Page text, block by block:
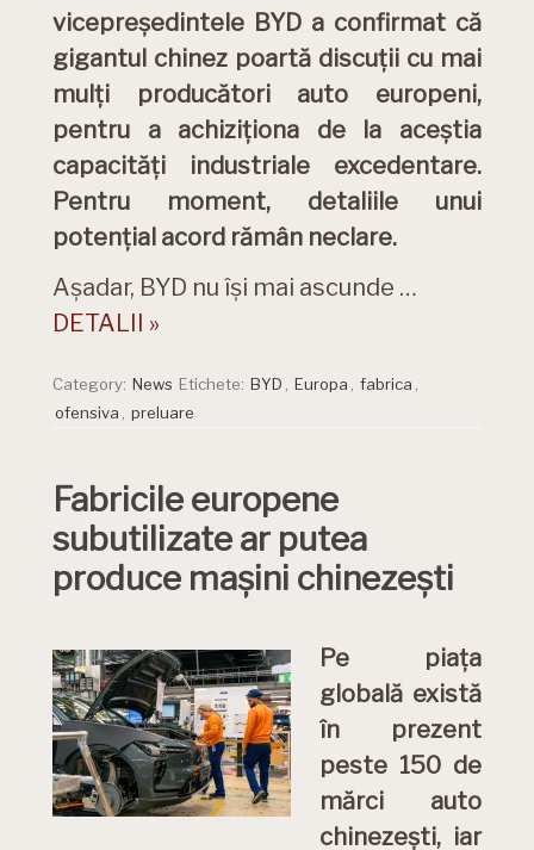
vicepreședintele BYD a confirmat că
gigantul chinez poartă discuții cu mai
mulți producători auto europeni,
pentru a achiziționa de la aceștia
capacități industriale excedentare.
Pentru moment, detaliile unui
potențial acord rămân neclare.
Așadar, BYD nu își mai ascunde …
DETALII »
Category: News Etichete: BYD Europa fabrica
ofensiva
preluare
Fabricile europene
subutilizate ar putea
produce mașini chinezești
Pe piața
globală există
în prezent
peste 150 de
mărci auto
chinezești, iar